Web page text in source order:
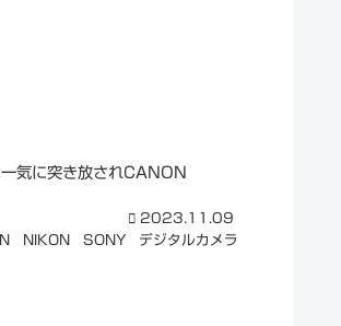
気に突き放されCANON
2023.11.09
NIKON SONY デジタルカメラ